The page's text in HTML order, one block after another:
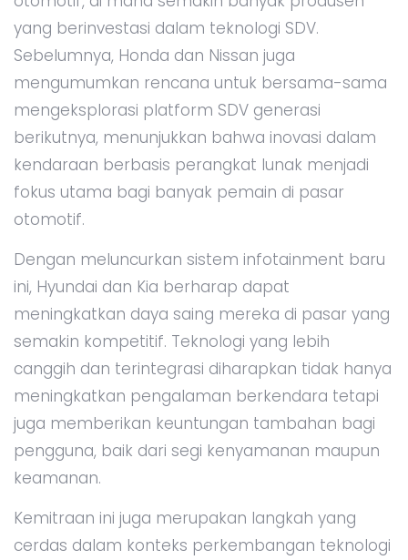
yang berinvestasi dalam teknologi SDV.
Sebelumnya, Honda dan Nissan juga
mengumumkan rencana untuk bersama-sama
mengeksplorasi platform SDV generasi
berikutnya, menunjukkan bahwa inovasi dalam
kendaraan berbasis perangkat lunak menjadi
fokus utama bagi banyak pemain di pasar
otomotif.
Dengan meluncurkan sistem infotainment baru
ini, Hyundai dan Kia berharap dapat
meningkatkan daya saing mereka di pasar yang
semakin kompetitif. Teknologi yang lebih
canggih dan terintegrasi diharapkan tidak hanya
meningkatkan pengalaman berkendara tetapi
juga memberikan keuntungan tambahan bagi
pengguna, baik dari segi kenyamanan maupun
keamanan.
Kemitraan ini juga merupakan langkah yang
cerdas dalam konteks perkembangan teknologi